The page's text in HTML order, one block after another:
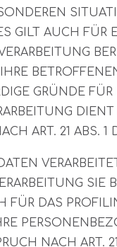
GILT AUCH
GRÜNDE
ART. 21 ABS. 1
FÜR DAS
NACH ART.